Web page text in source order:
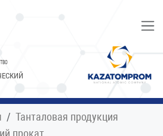
Танталовая продукция
прокат